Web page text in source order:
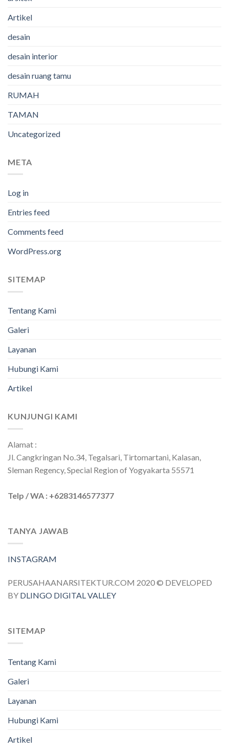
Artikel
desain
desain interior
desain ruang tamu
RUMAH
TAMAN
Uncategorized
META
Log in
Entries feed
Comments feed
WordPress.org
SITEMAP
Tentang Kami
Galeri
Layanan
Hubungi Kami
Artikel
KUNJUNGI KAMI
Alamat :
Jl. Cangkringan No.34, Tegalsari, Tirtomartani, Kalasan,
Sleman Regency, Special Region of Yogyakarta 55571
Telp / WA : +6283146577377
TANYA JAWAB
INSTAGRAM
PERUSAHAANARSITEKTUR.COM 2020 © DEVELOPED
BY DLINGO DIGITAL VALLEY
SITEMAP
Tentang Kami
Galeri
Layanan
Hubungi Kami
Artikel